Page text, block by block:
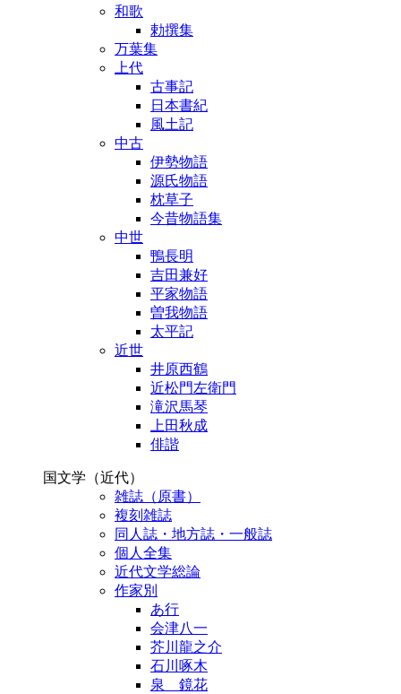
和歌
勅撰集
万葉集
上代
古事記
日本書紀
風土記
中古
伊勢物語
源氏物語
枕草子
今昔物語集
中世
鴨長明
吉田兼好
平家物語
曽我物語
太平記
近世
井原西鶴
近松門左衛門
滝沢馬琴
上田秋成
俳諧
国文学（近代）
雑誌（原書）
複刻雑誌
同人誌・地方誌・一般誌
個人全集
近代文学総論
作家別
あ行
会津八一
芥川龍之介
石川啄木
泉 鏡花